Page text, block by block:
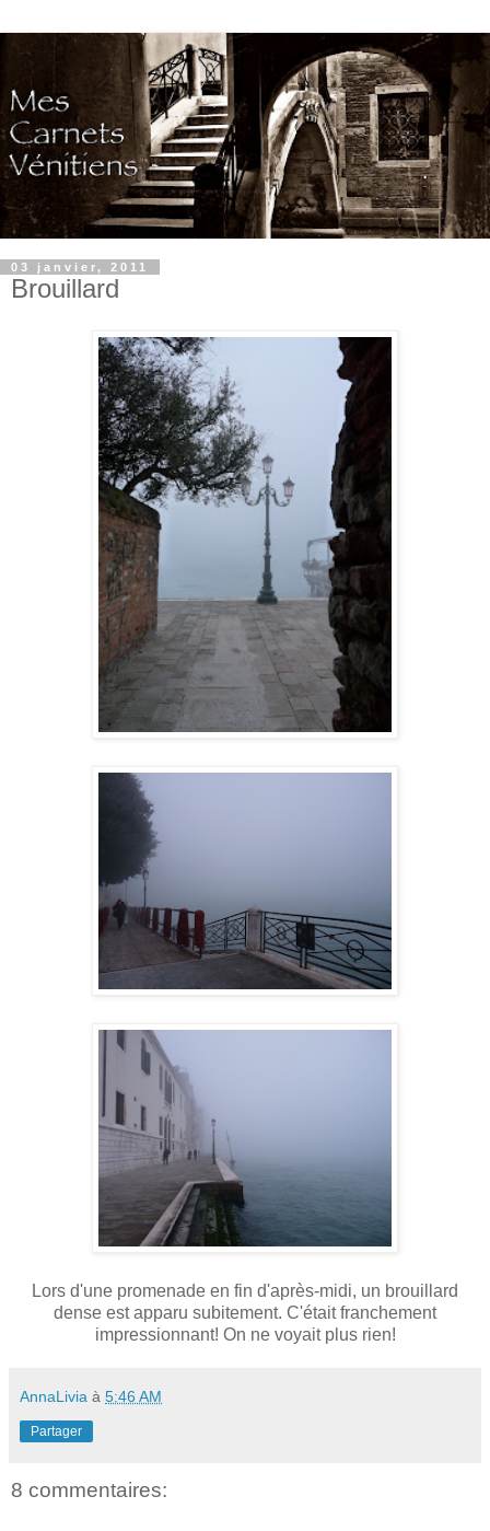
03 janvier, 2011
Brouillard
Lors d'une promenade en fin d'après-midi, un brouillard
dense est apparu subitement. C'était franchement
impressionnant! On ne voyait plus rien!
AnnaLivia à 5:46 AM
Partager
8 commentaires: